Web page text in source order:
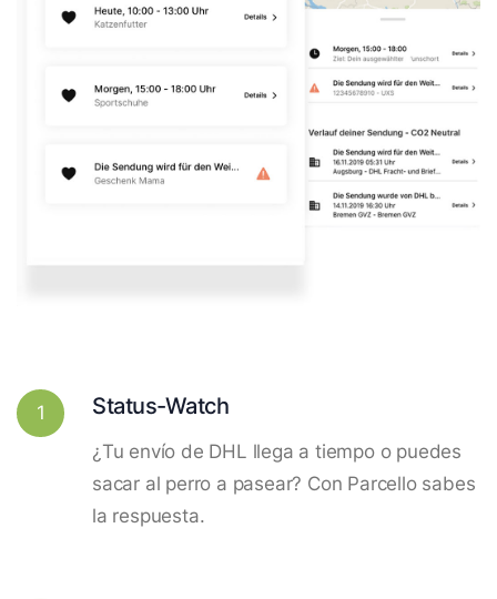
1 Status-Watch
¿Tu envío de DHL llega a tiempo o puedes
sacar al perro a pasear? Con Parcello sabes
la respuesta.